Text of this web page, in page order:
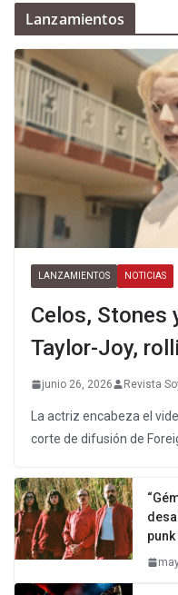
Lanzamientos
LANZAMIENTOS NOTICIAS
Celos, Stones
Taylor-Joy,
junio 26, 2026 Revista
La actriz encabeza el
corte de difusión de
punk